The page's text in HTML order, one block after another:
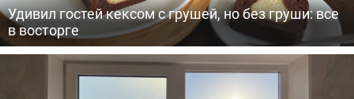
Удивил гостей кексом с грушей, но без груши: все
в восторге